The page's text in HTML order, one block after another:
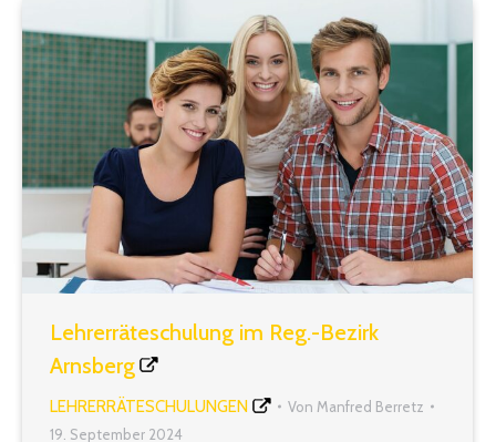
Lehrerräteschulung im Reg.-Bezirk
Arnsberg
LEHRERRÄTESCHULUNGEN Von Manfred Berretz
19. September 2024